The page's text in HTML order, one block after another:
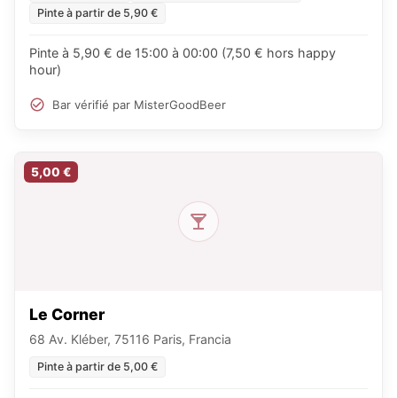
Pinte à partir de 5,90 €
Pinte à 5,90 € de 15:00 à 00:00 (7,50 € hors happy
hour)
Bar vérifié par MisterGoodBeer
5,00 €
Le Corner
68 Av. Kléber, 75116 Paris, Francia
Pinte à partir de 5,00 €